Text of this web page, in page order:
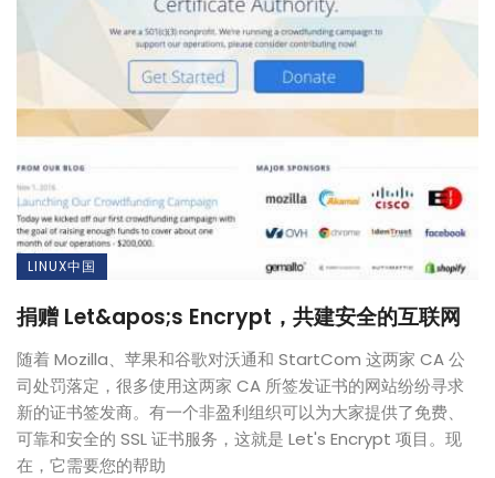
LINUX中国
捐赠 Let&apos;s Encrypt，共建安全的互联网
随着 Mozilla、苹果和谷歌对沃通和 StartCom 这两家 CA 公
司处罚落定，很多使用这两家 CA 所签发证书的网站纷纷寻求
新的证书签发商。有一个非盈利组织可以为大家提供了免费、
可靠和安全的 SSL 证书服务，这就是 Let's Encrypt 项目。现
在，它需要您的帮助